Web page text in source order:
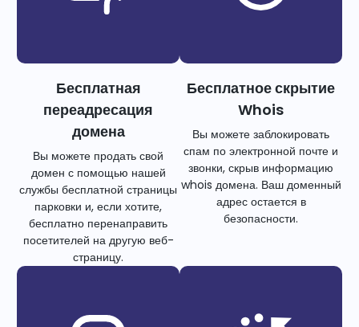
Бесплатная
переадресация
домена
Вы можете продать свой
домен с помощью нашей
службы бесплатной страницы
парковки и, если хотите,
бесплатно перенаправить
посетителей на другую веб-
страницу.
Бесплатное скрытие
Whois
Вы можете заблокировать
спам по электронной почте и
звонки, скрыв информацию
whois домена. Ваш доменный
адрес остается в
безопасности.